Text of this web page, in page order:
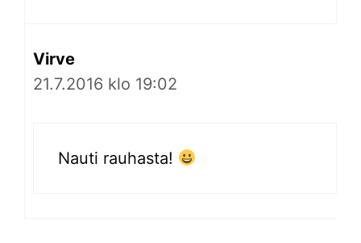
Virve
21.7.2016 klo 19:02
Nauti rauhasta!